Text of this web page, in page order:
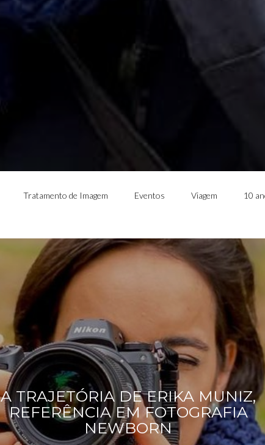
Tratamento de Imagem Eventos Viagem 10
A TRAJETÓRIA DE ERIKA MUNIZ,
REFERÊNCIA EM FOTOGRAFIA
NEWBORN